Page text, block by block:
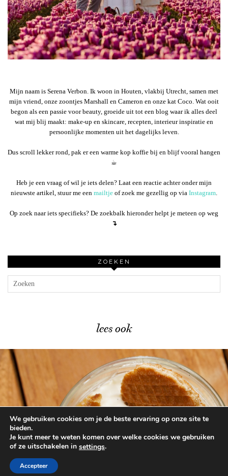
Mijn naam is Serena Verbon. Ik woon in Houten, vlakbij Utrecht, samen met
mijn vriend, onze zoontjes Marshall en Cameron en onze kat Coco. Wat ooit
begon als een passie voor beauty, groeide uit tot een blog waar ik alles deel
wat mij blij maakt: make-up en skincare, recepten, interieur inspiratie en
persoonlijke momenten uit het dagelijks leven.
Dus scroll lekker rond, pak er een warme kop koffie bij en blijf vooral hangen
☕︎
Heb je een vraag of wil je iets delen? Laat een reactie achter onder mijn
nieuwste artikel, stuur me een mailtje of zoek me gezellig op via Instagram.
Op zoek naar iets specifieks? De zoekbalk hieronder helpt je meteen op weg
↴
ZOEKEN
lees ook
Heerlijk herfsttoetje met stroopwafels …
We gebruiken cookies om je de beste ervaring op onze site te
bieden.
Je kunt meer te weten komen over welke cookies we gebruiken
of ze uitschakelen in settings.
Accepteer